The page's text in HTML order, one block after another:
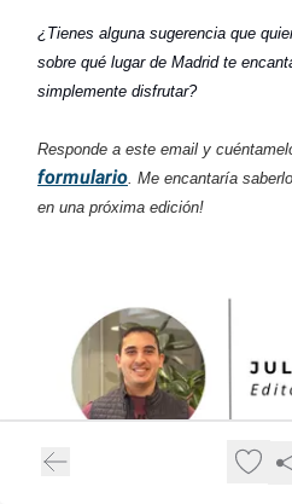
¿Tienes alguna sugerencia que
sobre qué lugar de Madrid te
simplemente disfrutar?
Responde a este email y
formulario . Me encantaría
en una próxima edición!